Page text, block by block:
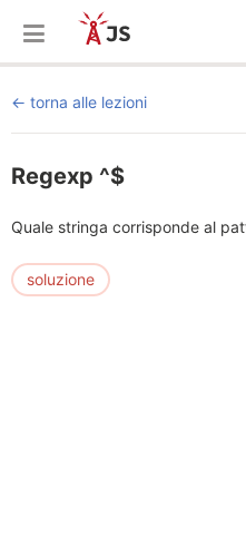
torna alle lezioni
Regexp ^$
Quale stringa corrisponde al
soluzione